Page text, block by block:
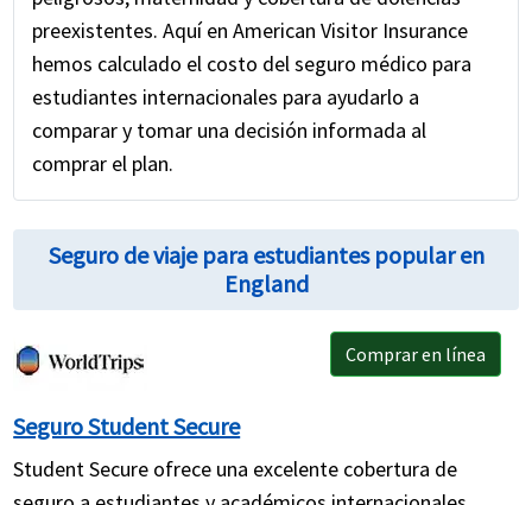
preexistentes. Aquí en American Visitor Insurance
hemos calculado el costo del seguro médico para
estudiantes internacionales para ayudarlo a
comparar y tomar una decisión informada al
comprar el plan.
Seguro de viaje para estudiantes popular en
England
Comprar en línea
Seguro Student Secure
Student Secure ofrece una excelente cobertura de